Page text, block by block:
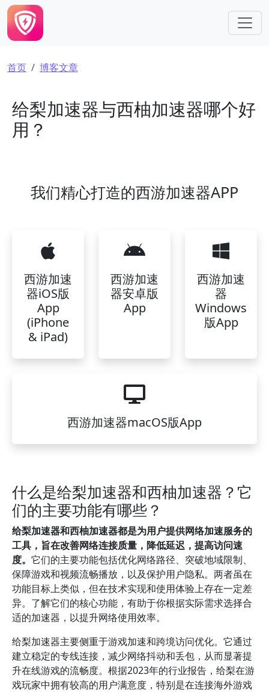
跳转到主要内容
面包屑
首页 博客文章
给梨加速器与西柚加速器哪个好
用？
我们精心打造的西游加速器APP
西游加速
器iOS版
App
(iPhone
& iPad)
西游加速
器安卓版
App
西游加速
器
Windows
版App
西游加速器macOS版App
什么是给梨加速器和西柚加速器？它
们的主要功能有哪些？
给梨加速器和西柚加速器都是为用户提供网络加速服务的
工具，旨在改善网络连接质量，降低延迟，提高访问速
度。 它们的主要功能包括优化网络路径、突破地域限制、
保障游戏和视频流畅播放，以及保护用户隐私。两者虽在
功能目标上类似，但在技术实现和使用体验上存在一定差
异。了解它们的核心功能，有助于你根据实际需求选择合
适的加速器，以提升网络使用效率。
给梨加速器主要侧重于游戏加速和跨境访问优化。它通过
建立稳定的专线连接，减少网络抖动和丢包，从而显著提
升在线游戏的流畅度。根据2023年的行业报告，给梨在游
戏玩家中拥有较高的用户满意度，特别是在连接海外游戏